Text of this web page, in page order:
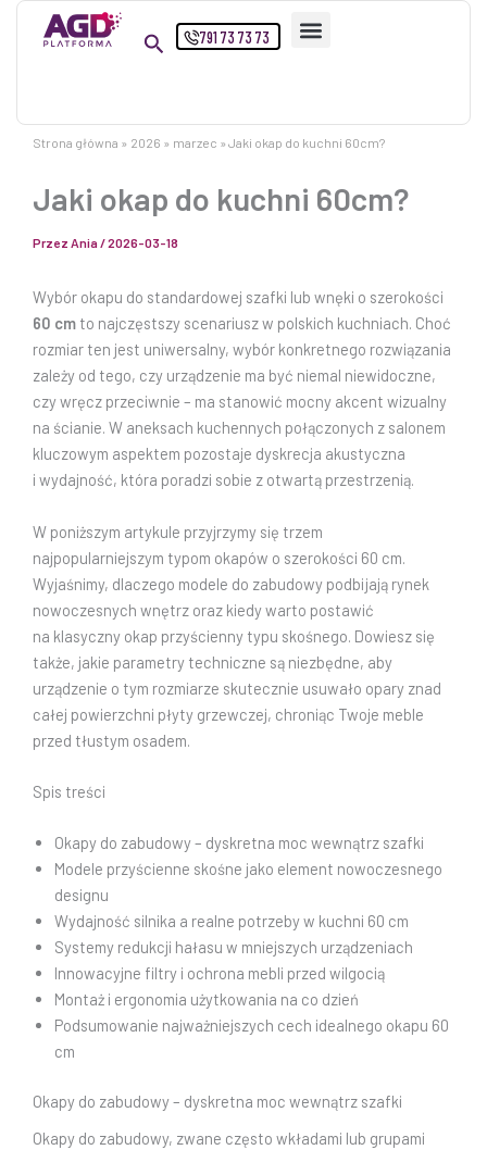
Przejdź
791 73 73 73
Strona główna 2026 marzec Jaki okap do kuchni 60cm?
Jaki okap do kuchni 60cm?
Przez Ania /2026-03-18
Wybór okapu do standardowej szafki lub wnęki o szerokości
60 cm to najczęstszy scenariusz w polskich kuchniach. Choć
rozmiar ten jest uniwersalny, wybór konkretnego rozwiązania
zależy od tego, czy urządzenie ma być niemal niewidoczne,
czy wręcz przeciwnie – ma stanowić mocny akcent wizualny
na ścianie. W aneksach kuchennych połączonych z salonem
kluczowym aspektem pozostaje dyskrecja akustyczna
i wydajność, która poradzi sobie z otwartą przestrzenią.
W poniższym artykule przyjrzymy się trzem
najpopularniejszym typom okapów o szerokości 60 cm.
Wyjaśnimy, dlaczego modele do zabudowy podbijają rynek
nowoczesnych wnętrz oraz kiedy warto postawić
na klasyczny okap przyścienny typu skośnego. Dowiesz się
także, jakie parametry techniczne są niezbędne, aby
urządzenie o tym rozmiarze skutecznie usuwało opary znad
całej powierzchni płyty grzewczej, chroniąc Twoje meble
przed tłustym osadem.
Spis treści
Okapy do zabudowy – dyskretna moc wewnątrz szafki
Modele przyścienne skośne jako element nowoczesnego
designu
Wydajność silnika a realne potrzeby w kuchni 60 cm
Systemy redukcji hałasu w mniejszych urządzeniach
Innowacyjne filtry i ochrona mebli przed wilgocią
Montaż i ergonomia użytkowania na co dzień
Podsumowanie najważniejszych cech idealnego okapu 60
cm
Okapy do zabudowy – dyskretna moc wewnątrz szafki
Okapy do zabudowy, zwane często wkładami lub grupami